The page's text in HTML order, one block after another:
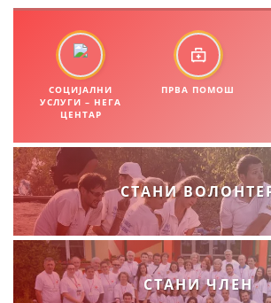
ПРИРАЧНИЦИ
СТРАТЕГИИ
ЕДУКАТИВНО ИНФОРМАТИВНИ
БРОШУРИ
ПОСТЕРИ
ПРЕЗЕНТАЦИИ
СОЦИЈАЛНИ
УСЛУГИ – НЕГА
ЦЕНТАР
ПРВА ПОМОШ
СТАНИ
СТАНИ ЧЛЕН